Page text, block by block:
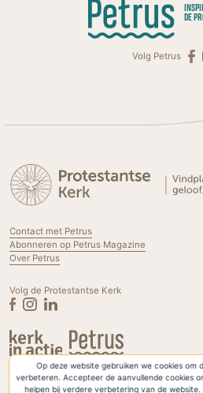
Op deze website gebruiken we cookies om
verbeteren. Accepteer de aanvullende cookies
helpen bij verdere verbetering van de
DE
Volg Petrus
Contact met Petrus
Abonneren op Petrus Magazine
Over Petrus
Volg de Protestantse Kerk
Privacyverklaring & Cookies